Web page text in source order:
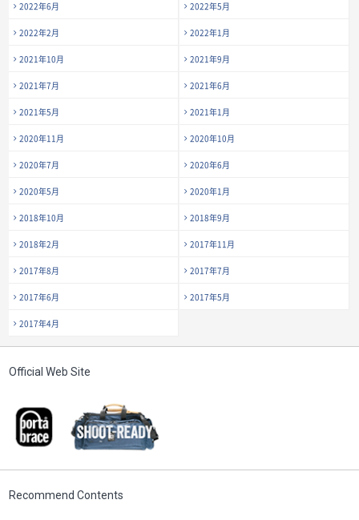
2022年6月 2022年5月
2022年2月 2022年1月
2021年10月 2021年9月
2021年7月 2021年6月
2021年5月 2021年1月
2020年11月 2020年10月
2020年7月 2020年6月
2020年5月 2020年1月
2018年10月 2018年9月
2018年2月 2017年11月
2017年8月 2017年7月
2017年6月 2017年5月
2017年4月
Official Web Site
Recommend Contents